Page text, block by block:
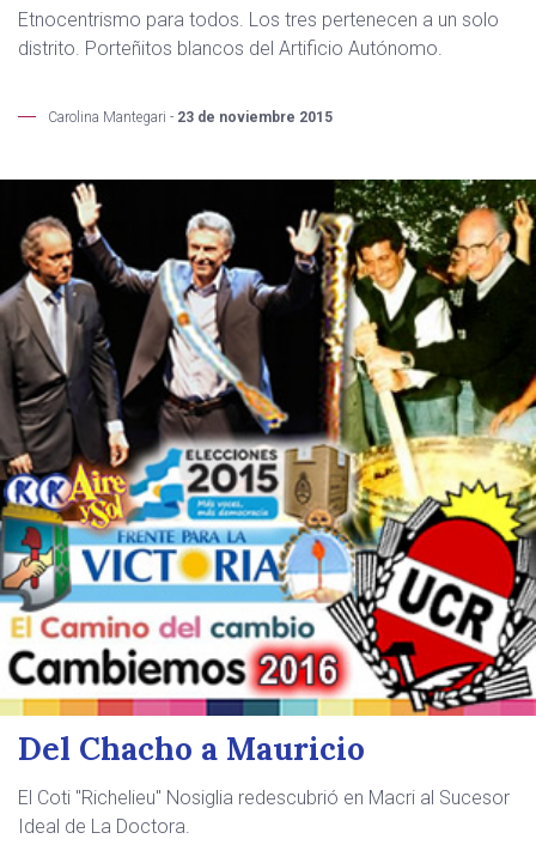
Etnocentrismo para todos. Los tres pertenecen a un solo
distrito. Porteñitos blancos del Artificio Autónomo.
Carolina Mantegari - 23 de noviembre 2015
Del Chacho a Mauricio
El Coti "Richelieu" Nosiglia redescubrió en Macri al Sucesor
Ideal de La Doctora.